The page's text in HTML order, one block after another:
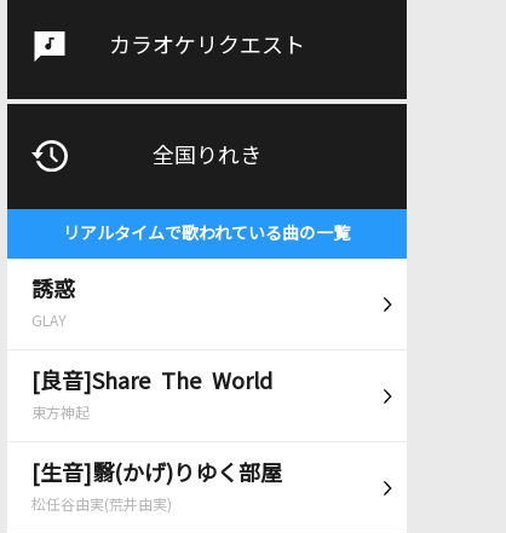
カラオケリクエスト
全国りれき
リアルタイムで歌われている曲の一覧
誘惑
GLAY
[良音]Share The World
東方神起
[生音]翳(かげ)りゆく部屋
松任谷由実(荒井由実)